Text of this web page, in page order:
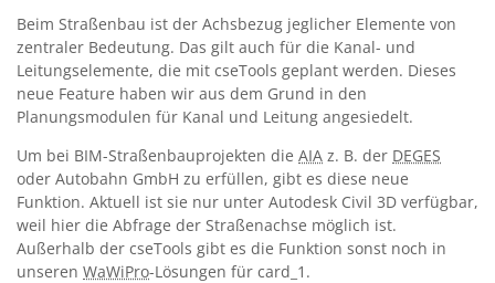
Beim Straßenbau ist der Achsbezug jeglicher Elemente von
zentraler Bedeutung. Das gilt auch für die Kanal- und
Leitungselemente, die mit cseTools geplant werden. Dieses
neue Feature haben wir aus dem Grund in den
Planungsmodulen für Kanal und Leitung angesiedelt.
Um bei BIM-Straßenbauprojekten die AIA z. B. der DEGES
oder Autobahn GmbH zu erfüllen, gibt es diese neue
Funktion. Aktuell ist sie nur unter Autodesk Civil 3D verfügbar,
weil hier die Abfrage der Straßenachse möglich ist.
Außerhalb der cseTools gibt es die Funktion sonst noch in
unseren WaWiPro-Lösungen für card_1.